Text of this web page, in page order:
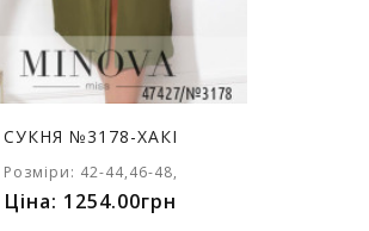
СУКНЯ №3178-ХАКІ
Розміри: 42-44,46-48,
Ціна: 1254.00грн